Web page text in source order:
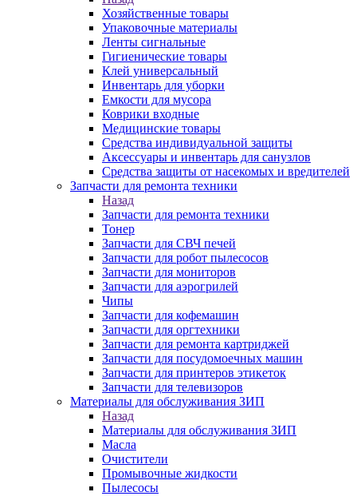
Хозяйственные товары
Упаковочные материалы
Ленты сигнальные
Гигиенические товары
Клей универсальный
Инвентарь для уборки
Емкости для мусора
Коврики входные
Медицинские товары
Средства индивидуальной защиты
Аксессуары и инвентарь для санузлов
Средства защиты от насекомых и вредителей
Запчасти для ремонта техники
Назад
Запчасти для ремонта техники
Тонер
Запчасти для СВЧ печей
Запчасти для робот пылесосов
Запчасти для мониторов
Запчасти для аэрогрилей
Чипы
Запчасти для кофемашин
Запчасти для оргтехники
Запчасти для ремонта картриджей
Запчасти для посудомоечных машин
Запчасти для принтеров этикеток
Запчасти для телевизоров
Материалы для обслуживания ЗИП
Назад
Материалы для обслуживания ЗИП
Масла
Очистители
Промывочные жидкости
Пылесосы